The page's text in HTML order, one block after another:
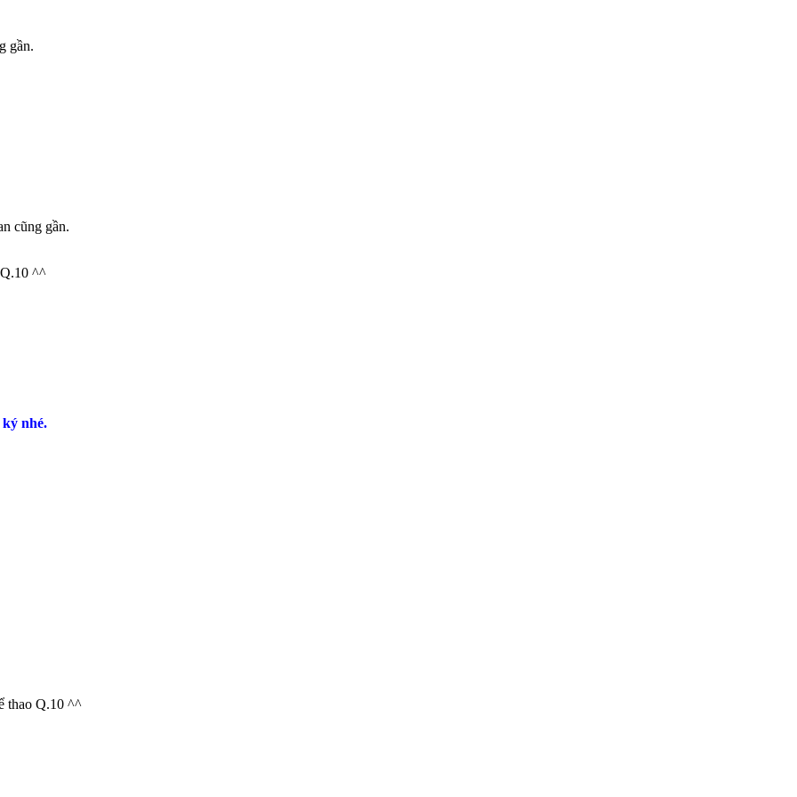
gần.
cũng gần.
^^
nhé.
thao Q.10 ^^